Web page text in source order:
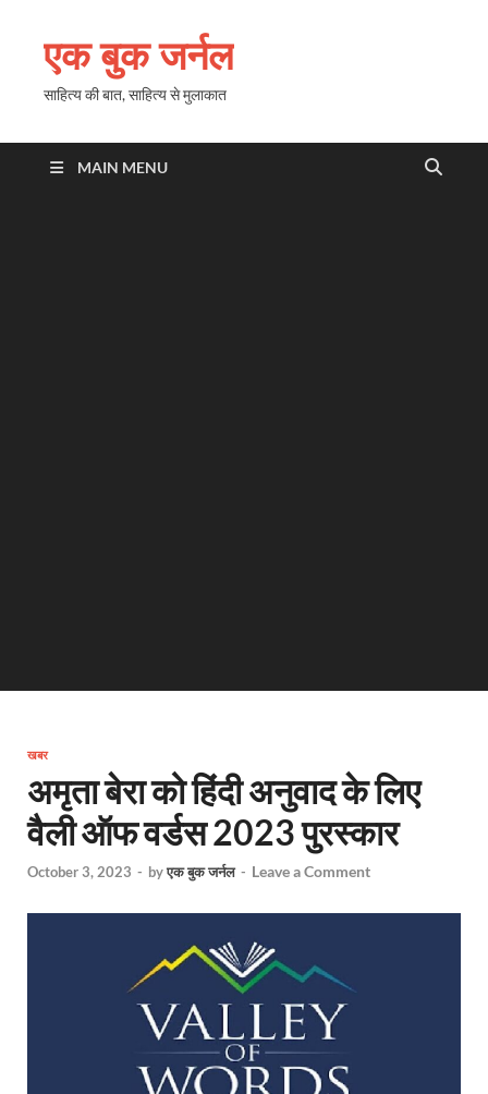
एक बुक जर्नल
साहित्य की बात, साहित्य से मुलाकात
MAIN MENU
खबर
अमृता बेरा को हिंदी अनुवाद के लिए
वैली ऑफ वर्डस 2023 पुरस्कार
October 3, 2023 - byएक बुक जर्नल - Leave a Comment